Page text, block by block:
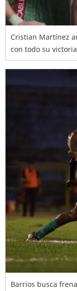
Cristian Martínez
con todo su
Barrios busca